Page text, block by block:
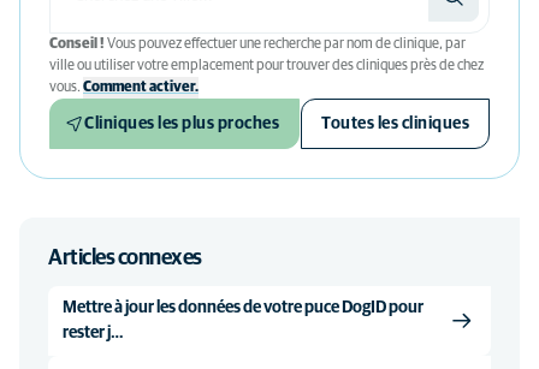
Conseil ! Vous pouvez effectuer une recherche par nom de clinique, par
ville ou utiliser votre emplacement pour trouver des cliniques près de chez
vous. Comment activer.
Cliniques les plus proches Toutes les cliniques
Articles connexes
Mettre à jour les données de votre puce DogID pour
rester j…